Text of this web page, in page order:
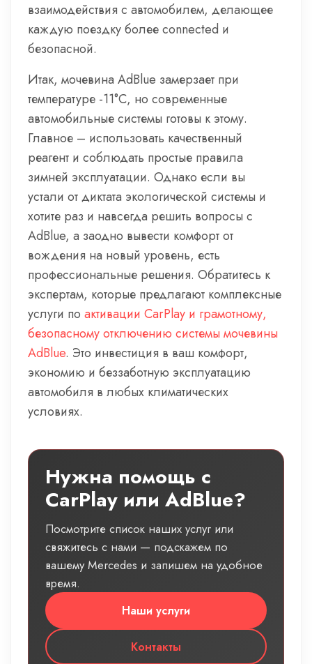
взаимодействия с автомобилем, делающее
каждую поездку более connected и
безопасной.
Итак, мочевина AdBlue замерзает при
температуре -11°C, но современные
автомобильные системы готовы к этому.
Главное – использовать качественный
реагент и соблюдать простые правила
зимней эксплуатации. Однако если вы
устали от диктата экологической системы и
хотите раз и навсегда решить вопросы с
AdBlue, а заодно вывести комфорт от
вождения на новый уровень, есть
профессиональные решения. Обратитесь к
экспертам, которые предлагают комплексные
услуги по активации CarPlay и грамотному,
безопасному отключению системы мочевины
AdBlue. Это инвестиция в ваш комфорт,
экономию и беззаботную эксплуатацию
автомобиля в любых климатических
условиях.
Нужна помощь с
CarPlay или AdBlue?
Посмотрите список наших услуг или
свяжитесь с нами — подскажем по
вашему Mercedes и запишем на удобное
время.
Наши услуги
Контакты